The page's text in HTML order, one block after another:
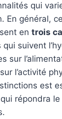
qui
En général,
en trois
qui suivent
sur
l’activité
est
répondra